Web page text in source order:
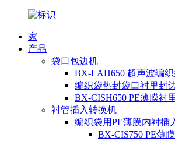
家
产品
袋口包边机
BX-LAH650 超声波编
编织袋热封袋口衬里封
BX-CISH650 PE薄膜衬
衬管插入转换机
编织袋用PE薄膜内衬插
BX-CIS750 PE薄